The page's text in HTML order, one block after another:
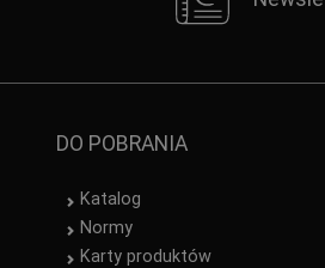
DO POBRANIA
Katalog
Normy
Karty produktów